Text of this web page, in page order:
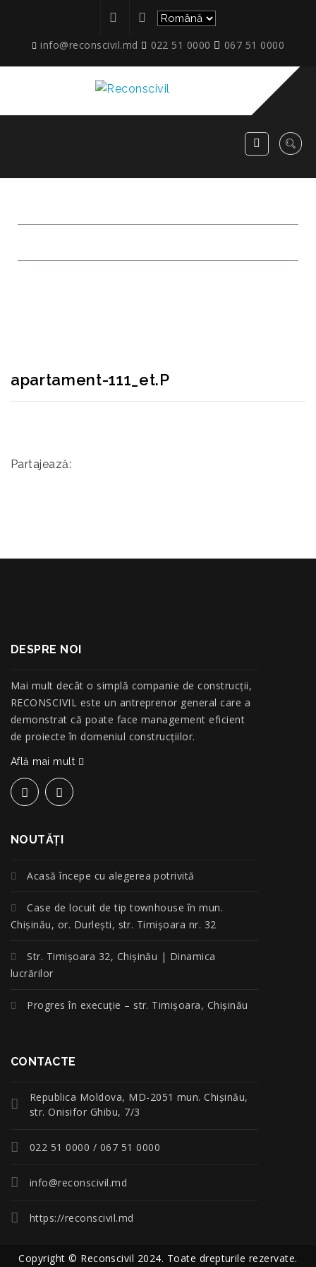
info@reconscivil.md 022 51 0000 067 51 0000
apartament-111_et.P
Partajează:
DESPRE NOI
Mai mult decât o simplă companie de construcţii,
RECONSCIVIL este un antreprenor general care a
demonstrat că poate face management eficient
de proiecte în domeniul construcțiilor.
Află mai mult
NOUTĂŢI
Acasă începe cu alegerea potrivită
Case de locuit de tip townhouse în mun.
Chișinău, or. Durlești, str. Timișoara nr. 32
Str. Timișoara 32, Chișinău | Dinamica
lucrărilor
Progres în execuție – str. Timișoara, Chișinău
CONTACTE
Republica Moldova, MD-2051 mun. Chişinău,
str. Onisifor Ghibu, 7/3
022 51 0000 / 067 51 0000
info@reconscivil.md
https://reconscivil.md
Copyright © Reconscivil 2024. Toate drepturile rezervate.